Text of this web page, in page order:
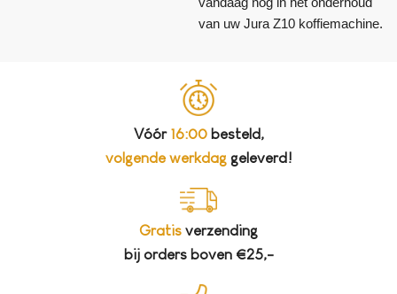
van uw Jura Z10 koffiemachine.
Vóór 16:00besteld,
volgende werkdaggeleverd!
Gratis verzending
bij orders boven €25,-